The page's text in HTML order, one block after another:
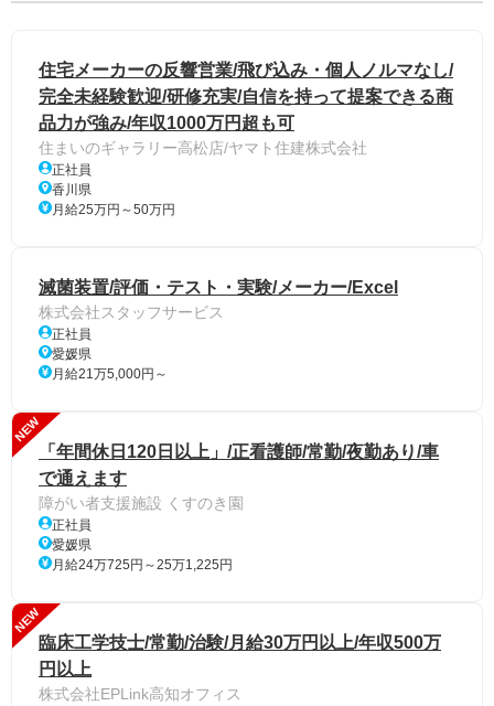
住宅メーカーの反響営業/飛び込み・個人ノルマなし/
完全未経験歓迎/研修充実/自信を持って提案できる商
品力が強み/年収1000万円超も可
住まいのギャラリー高松店/ヤマト住建株式会社
正社員
香川県
月給25万円～50万円
滅菌装置/評価・テスト・実験/メーカー/Excel
株式会社スタッフサービス
正社員
愛媛県
月給21万5,000円～
NEW
「年間休日120日以上」/正看護師/常勤/夜勤あり/車
で通えます
障がい者支援施設 くすのき園
正社員
愛媛県
月給24万725円～25万1,225円
NEW
臨床工学技士/常勤/治験/月給30万円以上/年収500万
円以上
株式会社EPLink高知オフィス